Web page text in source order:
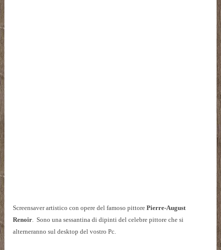
Screensaver artistico con opere del famoso pittorePierre-August
Renoir. Sono una sessantina di dipinti del celebre pittore che si
alterneranno sul desktop del vostro Pc.